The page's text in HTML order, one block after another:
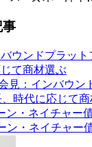
事
会見：インバウン
、時代に応じて
ン・ネイチャー